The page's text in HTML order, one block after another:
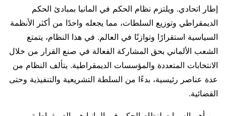
إطار اتحادي. ويلتزم نظام الحكم في المانيا بمبادئ الحكم
الديمقراطي وتوزيع السلطات، مما يجعله واحدًا من أكثر الأنظمة
السياسية استقرارًا وتوازنًا في العالم. في هذا النظام، يتمتع
الشعب الألماني بحق المشاركة الفعالة في صنع القرار من خلال
الانتخابات المتعددة والمؤسسات الديمقراطية. يتألف النظام من
عدة عناصر رئيسية، بدءًا من السلطة التشريعية والتنفيذية وحتى
القضائية.